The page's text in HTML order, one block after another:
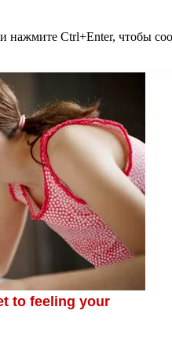
нажмите Ctrl+Enter, чтобы